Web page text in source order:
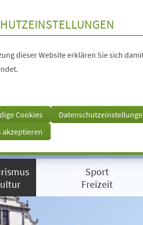
dieser Website erklären Sie sich
Cookies
akzeptieren
Sport
Freizeit